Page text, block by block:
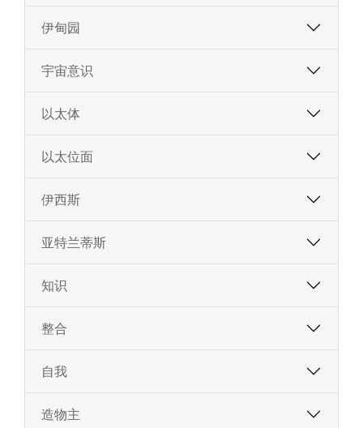
伊甸园
宇宙意识
以太体
以太位面
伊西斯
亚特兰蒂斯
知识
整合
自我
造物主